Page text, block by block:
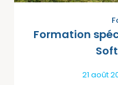
Formation
21 août